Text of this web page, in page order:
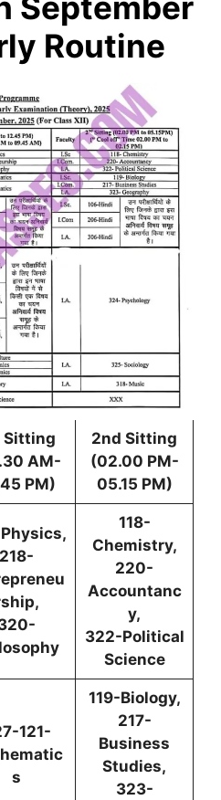
Routine
Sitting
AM-
PM)
2nd Sitting
(02.00 PM-
05.15 PM)
Physics,
218-
118-
Chemistry,
220-
Accountanc
y,
322-Political
Science
121-
s
119-Biology,
217-
Business
Studies,
323-